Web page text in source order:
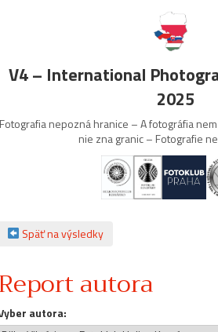
V4 – International
2025
Fotografia nepozná hranice – A fotográfia
nie zna granic – Fotografie
Späť na výsledky
autora
autora: